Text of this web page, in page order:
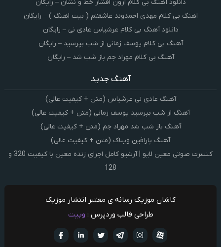
دانلود آهنگ بی کلام ارون افشار خط و نشان – رایگان
اهنگ بی کلام مهدی احمدوند عاشقتم ( بیت اهنگ ) – رایگان
دانلود آهنگ بی کلام عرشیاس عادی نی – رایگان
آهنگ بی کلام یوسف زمانی از شب بپرسید – رایگان
آهنگ بی کلام مهراد جم باز شب شد – رایگان
آهنگ جدید
آهنگ عادی نی عرشیاس (متن + کیفیت عالی)
آهنگ از شب بپرسید یوسف زمانی (متن + کیفیت عالی)
آهنگ باز شب شد مهراد جم (متن + کیفیت عالی)
آهنگ پارافین ویناک (متن + کیفیت عالی)
کنسرت صوتی معین لایو | آرشیو کامل اجرای زنده معین با کیفیت 320 و
128
کاشان موزیک رسانه ی معتبر انتشار موزیک
طراحی قالب وردپرس : وبیت
تويتر تلگرام
اینستاگرام آپارات